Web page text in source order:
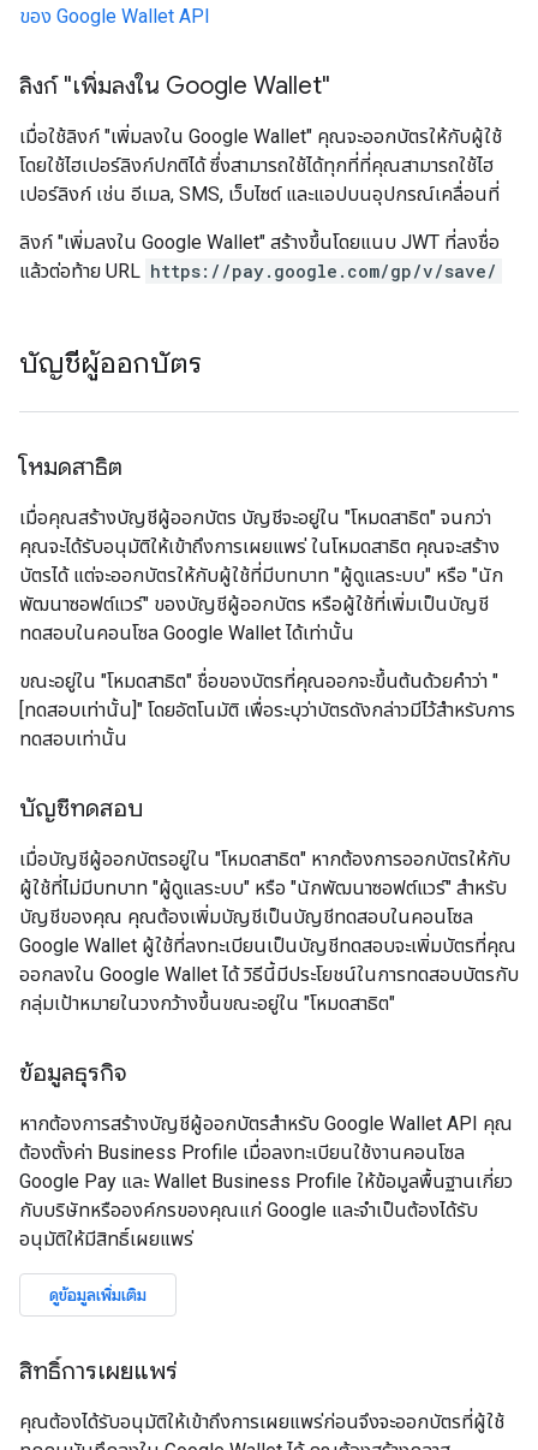
ของ Google Wallet API
ลิงก์ "เพิ่มลงใน Google Wallet"
เมื่อใช้ลิงก์ "เพิ่มลงใน Google Wallet" คุณจะออกบัตรให้กับผู้ใช้
โดยใช้ไฮเปอร์ลิงก์ปกติได้ ซึ่งสามารถใช้ได้ทุกที่ที่คุณสามารถใช้ไฮ
เปอร์ลิงก์ เช่น อีเมล, SMS, เว็บไซต์ และแอปบนอุปกรณ์เคลื่อนที่
ลิงก์ "เพิ่มลงใน Google Wallet" สร้างขึ้นโดยแนบ JWT ที่ลงชื่อ
แล้วต่อท้าย URL https://pay.google.com/gp/v/save/
บัญชีผู้ออกบัตร
โหมดสาธิต
เมื่อคุณสร้างบัญชีผู้ออกบัตร บัญชีจะอยู่ใน "โหมดสาธิต" จนกว่า
คุณจะได้รับอนุมัติให้เข้าถึงการเผยแพร่ ในโหมดสาธิต คุณจะสร้าง
บัตรได้ แต่จะออกบัตรให้กับผู้ใช้ที่มีบทบาท "ผู้ดูแลระบบ" หรือ "นัก
พัฒนาซอฟต์แวร์" ของบัญชีผู้ออกบัตร หรือผู้ใช้ที่เพิ่มเป็นบัญชี
ทดสอบในคอนโซล Google Wallet ได้เท่านั้น
ขณะอยู่ใน "โหมดสาธิต" ชื่อของบัตรที่คุณออกจะขึ้นต้นด้วยคำว่า "
[ทดสอบเท่านั้น]" โดยอัตโนมัติ เพื่อระบุว่าบัตรดังกล่าวมีไว้สำหรับการ
ทดสอบเท่านั้น
บัญชีทดสอบ
เมื่อบัญชีผู้ออกบัตรอยู่ใน "โหมดสาธิต" หากต้องการออกบัตรให้กับ
ผู้ใช้ที่ไม่มีบทบาท "ผู้ดูแลระบบ" หรือ "นักพัฒนาซอฟต์แวร์" สำหรับ
บัญชีของคุณ คุณต้องเพิ่มบัญชีเป็นบัญชีทดสอบในคอนโซล
Google Wallet ผู้ใช้ที่ลงทะเบียนเป็นบัญชีทดสอบจะเพิ่มบัตรที่คุณ
ออกลงใน Google Wallet ได้ วิธีนี้มีประโยชน์ในการทดสอบบัตรกับ
กลุ่มเป้าหมายในวงกว้างขึ้นขณะอยู่ใน "โหมดสาธิต"
ข้อมูลธุรกิจ
หากต้องการสร้างบัญชีผู้ออกบัตรสำหรับ Google Wallet API คุณ
ต้องตั้งค่า Business Profile เมื่อลงทะเบียนใช้งานคอนโซล
Google Pay และ Wallet Business Profile ให้ข้อมูลพื้นฐานเกี่ยว
กับบริษัทหรือองค์กรของคุณแก่ Google และจำเป็นต้องได้รับ
อนุมัติให้มีสิทธิ์เผยแพร่
ดูข้อมูลเพิ่มเติม
สิทธิ์การเผยแพร่
คุณต้องได้รับอนุมัติให้เข้าถึงการเผยแพร่ก่อนจึงจะออกบัตรที่ผู้ใช้